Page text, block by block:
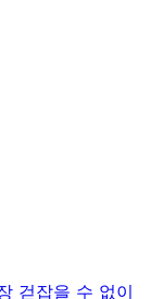
걷잡을 수 없이